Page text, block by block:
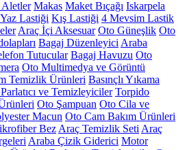
Makas Maket Bıçağı Iskarpela
Yaz Lastiği Kış Lastiği 4 Mevsim Lastik
Araç İçi Aksesuar Oto Güneşlik Oto
Bagaj Düzenleyici Araba
Tutucular Bagaj Havuzu Oto
Oto Multimedya ve Görüntü
Temizlik Ürünleri Basınçlı Yıkama
ve Temizleyiciler Torpido
Oto Şampuan Oto Cila ve
Macun Oto Cam Bakım Ürünleri
Bez Araç Temizlik Seti Araç
Araba Çizik Giderici Motor